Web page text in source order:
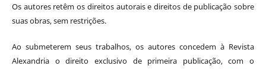
Os autores retêm os direitos autorais e direitos de publicação sobre
suas obras, sem restrições.
Ao submeterem seus trabalhos, os autores concedem à Revista
Alexandria o direito exclusivo de primeira publicação, com o